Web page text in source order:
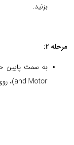
بزنید.
مرحله 2:
and Motor)، روی گزینه «Pointer Control» ضربه بزنید.